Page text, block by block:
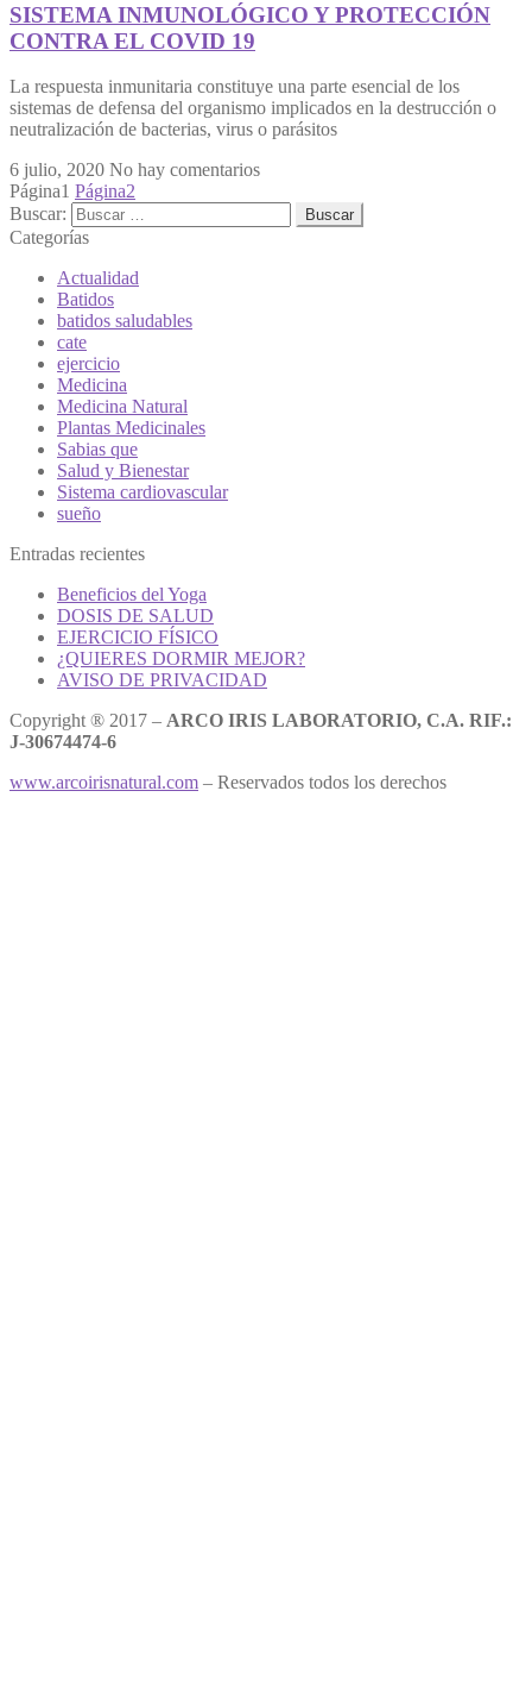
SISTEMA INMUNOLÓGICO Y PROTECCIÓN
CONTRA EL COVID 19
La respuesta inmunitaria constituye una parte esencial de los
sistemas de defensa del organismo implicados en la destrucción o
neutralización de bacterias, virus o parásitos
6 julio, 2020 No hay comentarios
Página1 Página2
Buscar:
Categorías
Actualidad
Batidos
batidos saludables
cate
ejercicio
Medicina
Medicina Natural
Plantas Medicinales
Sabias que
Salud y Bienestar
Sistema cardiovascular
sueño
Entradas recientes
Beneficios del Yoga
DOSIS DE SALUD
EJERCICIO FÍSICO
¿QUIERES DORMIR MEJOR?
AVISO DE PRIVACIDAD
Copyright ® 2017 – ARCO IRIS LABORATORIO, C.A. RIF.:
J-30674474-6
www.arcoirisnatural.com – Reservados todos los derechos